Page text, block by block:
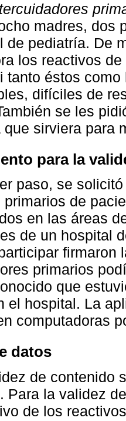
madres, dos
de pediatría. De
los reactivos
tanto éstos
difíciles de
se les
que sirviera para
para la
paso, se
primarios de
en las áreas
de un hospital
firmaron
primarios
que
el hospital. La
computadoras
datos
de contenido
Para la validez
de los